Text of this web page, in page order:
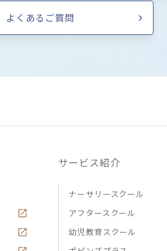
よくあるご質問
サービス紹介
ナーサリースクール
アフタースクール
幼児教育スクール